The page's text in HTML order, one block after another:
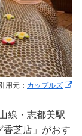
用元： カップルズ
線・志都美駅
香芝店」がおす